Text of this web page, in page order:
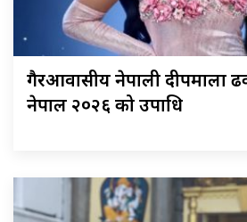
गैरआवासीय नेपाली दीपमाला
नेपाल २०२६ को उपाधि